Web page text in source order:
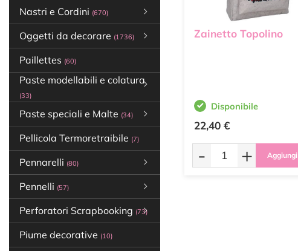
Nastri e Cordini (670)
Oggetti da decorare (1736)
Paillettes (60)
Paste modellabili e colatura
(33)
Paste speciali e Malte (34)
Pellicola Termoretraibile (7)
Pennarelli (80)
Pennelli (57)
Perforatori Scrapbooking (73)
Piume decorative (10)
Zainetto Topolino
Disponibile
22,40 €
- + Aggiungi